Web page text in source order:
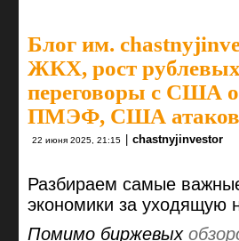
Блог им.
ЖКХ, рост рублевых
переговоры с США
ПМЭФ, США
22 июня 2025, 21:15 chastnyjinvestor
Разбираем самые
экономики за уходящую
Помимо биржевых